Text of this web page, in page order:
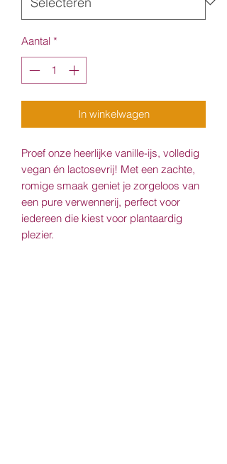
Aantal *
In winkelwagen
Proef onze heerlijke vanille-ijs, volledig
vegan én lactosevrij! Met een zachte,
romige smaak geniet je zorgeloos van
een pure verwennerij, perfect voor
iedereen die kiest voor plantaardig
plezier.